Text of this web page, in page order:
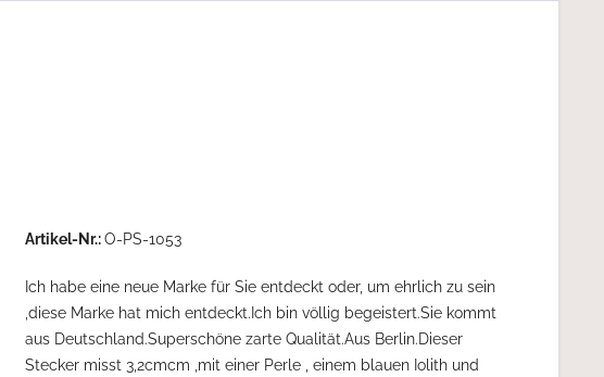
Artikel-Nr.:O-PS-1053
Ich habe eine neue Marke für Sie entdeckt oder, um ehrlich zu sein
,diese Marke hat mich entdeckt.Ich bin völlig begeistert.Sie kommt
aus Deutschland.Superschöne zarte Qualität.Aus Berlin.Dieser
Stecker misst 3,2cmcm ,mit einer Perle , einem blauen Iolith und